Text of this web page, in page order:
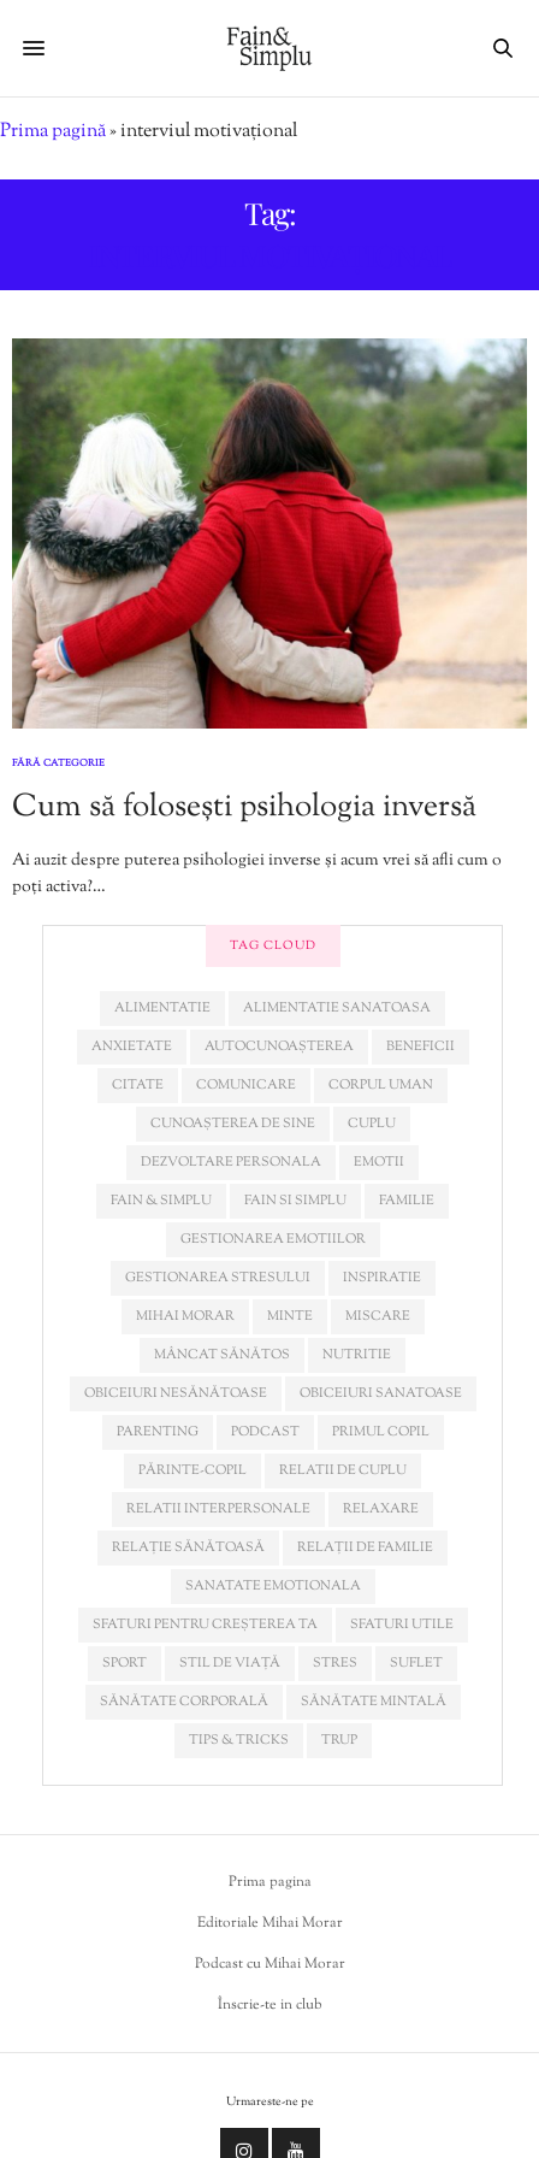
Prima pagină»interviul motivațional
Tag:
FĂRĂ CATEGORIE
Cum să folosești psihologia inversă
Ai auzit despre puterea psihologiei inverse și acum vrei să afli cum o
poți activa?…
TAG CLOUD
ALIMENTATIE
ALIMENTATIE SANATOASA
ANXIETATE
AUTOCUNOAȘTEREA
BENEFICII
CITATE
COMUNICARE
CORPUL UMAN
CUNOAȘTEREA DE SINE
CUPLU
DEZVOLTARE PERSONALA
EMOTII
FAIN & SIMPLU
FAIN SI SIMPLU
FAMILIE
GESTIONAREA EMOTIILOR
GESTIONAREA STRESULUI
INSPIRATIE
MIHAI MORAR
MINTE
MISCARE
MÂNCAT SĂNĂTOS
NUTRITIE
OBICEIURI NESĂNĂTOASE
OBICEIURI SANATOASE
PARENTING
PODCAST
PRIMUL COPIL
PĂRINTE-COPIL
RELATII DE CUPLU
RELATII INTERPERSONALE
RELAXARE
RELAȚIE SĂNĂTOASĂ
RELAȚII DE FAMILIE
SANATATE EMOTIONALA
SFATURI PENTRU CREȘTEREA TA
SFATURI UTILE
SPORT
STIL DE VIAȚĂ STRES
SUFLET
SĂNĂTATE CORPORALĂ
SĂNĂTATE MINTALĂ
TIPS & TRICKS
TRUP
Prima pagina
Editoriale Mihai Morar
Podcast cu Mihai Morar
Înscrie-te in club
Urmareste-ne pe